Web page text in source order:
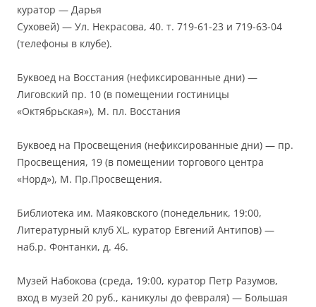
куратор — Дарья
Суховей) — Ул. Некрасова, 40. т. 719-61-23 и 719-63-04
(телефоны в клубе).
Буквоед на Восстания (нефиксированные дни) —
Лиговский пр. 10 (в помещении гостиницы
«Октябрьская»), М. пл. Восстания
Буквоед на Просвещения (нефиксированные дни) — пр.
Просвещения, 19 (в помещении торгового центра
«Норд»), М. Пр.Просвещения.
Библиотека им. Маяковского (понедельник, 19:00,
Литературный клуб XL, куратор Евгений Антипов) —
наб.р. Фонтанки, д. 46.
Музей Набокова (среда, 19:00, куратор Петр Разумов,
вход в музей 20 руб., каникулы до февраля) — Большая